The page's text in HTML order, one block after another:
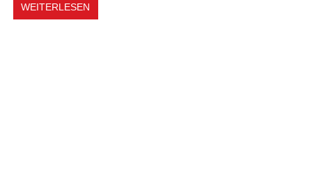
WEITERLESEN